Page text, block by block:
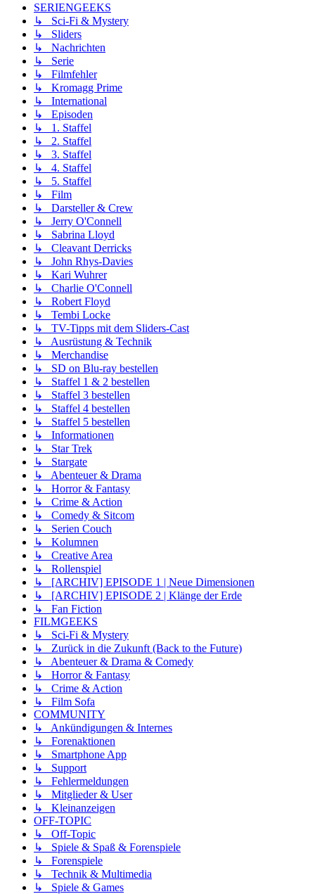
SERIENGEEKS
↳ Sci-Fi & Mystery
↳ Sliders
↳ Nachrichten
↳ Serie
↳ Filmfehler
↳ Kromagg Prime
↳ International
↳ Episoden
↳ 1. Staffel
↳ 2. Staffel
↳ 3. Staffel
↳ 4. Staffel
↳ 5. Staffel
↳ Film
↳ Darsteller & Crew
↳ Jerry O'Connell
↳ Sabrina Lloyd
↳ Cleavant Derricks
↳ John Rhys-Davies
↳ Kari Wuhrer
↳ Charlie O'Connell
↳ Robert Floyd
↳ Tembi Locke
↳ TV-Tipps mit dem Sliders-Cast
↳ Ausrüstung & Technik
↳ Merchandise
↳ SD on Blu-ray bestellen
↳ Staffel 1 & 2 bestellen
↳ Staffel 3 bestellen
↳ Staffel 4 bestellen
↳ Staffel 5 bestellen
↳ Informationen
↳ Star Trek
↳ Stargate
↳ Abenteuer & Drama
↳ Horror & Fantasy
↳ Crime & Action
↳ Comedy & Sitcom
↳ Serien Couch
↳ Kolumnen
↳ Creative Area
↳ Rollenspiel
↳ [ARCHIV] EPISODE 1 | Neue Dimensionen
↳ [ARCHIV] EPISODE 2 | Klänge der Erde
↳ Fan Fiction
FILMGEEKS
↳ Sci-Fi & Mystery
↳ Zurück in die Zukunft (Back to the Future)
↳ Abenteuer & Drama & Comedy
↳ Horror & Fantasy
↳ Crime & Action
↳ Film Sofa
COMMUNITY
↳ Ankündigungen & Internes
↳ Forenaktionen
↳ Smartphone App
↳ Support
↳ Fehlermeldungen
↳ Mitglieder & User
↳ Kleinanzeigen
OFF-TOPIC
↳ Off-Topic
↳ Spiele & Spaß & Forenspiele
↳ Forenspiele
↳ Technik & Multimedia
↳ Spiele & Games